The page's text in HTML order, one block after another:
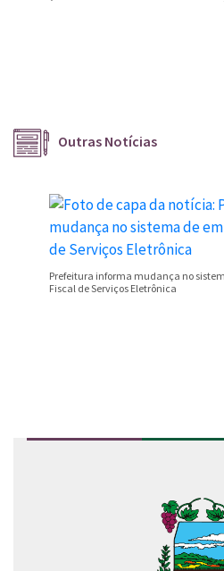
Outras Notícias
Prefeitura informa mudança no
Fiscal de Serviços Eletrônica